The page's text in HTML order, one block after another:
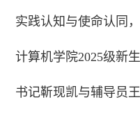
实践认知与使命认同
计算机学院2025级新
书记靳现凯与辅导员